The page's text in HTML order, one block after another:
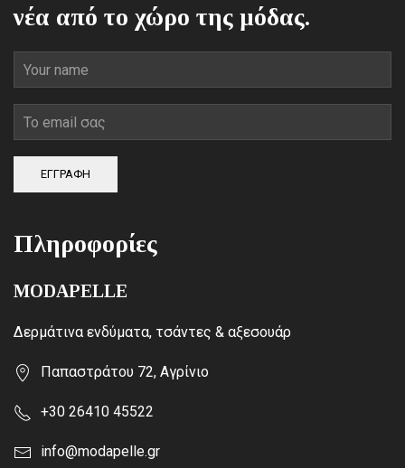
νέα από το χώρο της μόδας.
ΕΓΓΡΑΦΗ
Πληροφορίες
MODAPELLE
Δερμάτινα ενδύματα, τσάντες & αξεσουάρ
Παπαστράτου 72, Αγρίνιο
+30 26410 45522
info@modapelle.gr